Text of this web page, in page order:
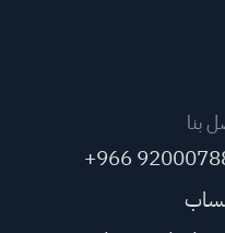
بنا
+966